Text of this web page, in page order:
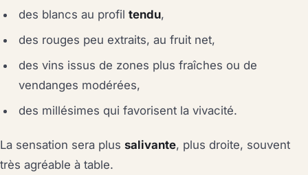
des blancs au profiltendu,
des rouges peu extraits, au fruit net,
des vins issus de zones plus fraîches ou de
vendanges modérées,
des millésimes qui favorisent la vivacité.
La sensation sera plus salivante, plus droite, souvent
très agréable à table.